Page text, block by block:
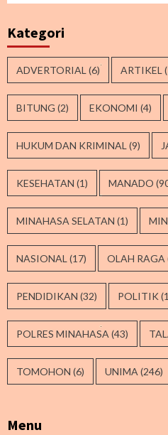
Kategori
ADVERTORIAL(6) ARTIKEL
BITUNG (2) EKONOMI (4)
HUKUM DAN KRIMINAL(9)
KESEHATAN (1) MANADO
MINAHASA SELATAN (1)
NASIONAL(17) OLAH RAGA
PENDIDIKAN (32) POLITIK
POLRES MINAHASA(43)
TOMOHON (6) UNIMA(246)
Menu